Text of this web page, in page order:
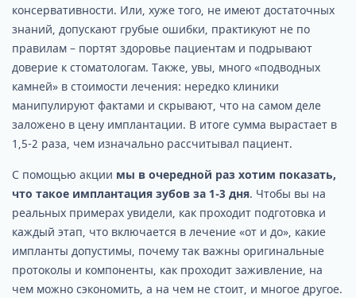
консервативности. Или, хуже того, не имеют достаточных
знаний, допускают грубые ошибки, практикуют не по
правилам – портят здоровье пациентам и подрывают
доверие к стоматологам. Также, увы, много «подводных
камней» в стоимости лечения: нередко клиники
манипулируют фактами и скрывают, что на самом деле
заложено в цену имплантации. В итоге сумма вырастает в
1,5-2 раза, чем изначально рассчитывал пациент.
С помощью акции мы в очередной раз хотим показать,
что такое имплантация зубов за 1-3 дня. Чтобы вы на
реальных примерах увидели, как проходит подготовка и
каждый этап, что включается в лечение «от и до», какие
импланты допустимы, почему так важны оригинальные
протоколы и компоненты, как проходит заживление, на
чем можно сэкономить, а на чем не стоит, и многое другое.